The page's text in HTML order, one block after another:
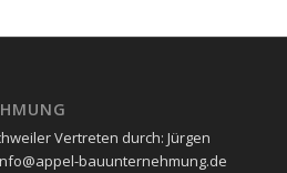
Vertreten durch: Jürgen
bauunternehmung.de